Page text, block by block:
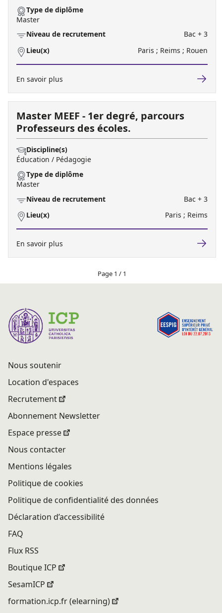
Type de diplôme
Master
Niveau de recrutement
Bac + 3
Lieu(x)
Paris ; Reims ; Rouen
En savoir plus
Master MEEF - 1er degré, parcours
Professeurs des écoles.
Discipline(s)
Éducation / Pédagogie
Type de diplôme
Master
Niveau de recrutement
Bac + 3
Lieu(x)
Paris ; Reims
En savoir plus
Page 1 / 1
Nous soutenir
Location d'espaces
Recrutement
Abonnement Newsletter
Espace presse
Nous contacter
Mentions légales
Politique de cookies
Politique de confidentialité des données
Déclaration d’accessibilité
FAQ
Flux RSS
Boutique ICP
SesamICP
formation.icp.fr (elearning)